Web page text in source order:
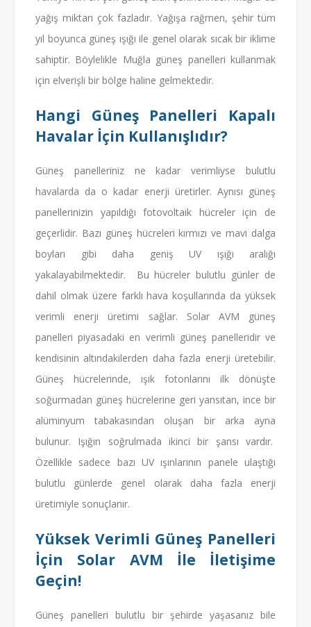
yağış miktarı çok fazladır. Yağışa rağmen, şehir tüm
yıl boyunca güneş ışığı ile genel olarak sıcak bir iklime
sahiptir. Böylelikle Muğla güneş panelleri kullanmak
için elverişli bir bölge haline gelmektedir.
Hangi Güneş Panelleri Kapalı
Havalar İçin Kullanışlıdır?
Güneş panelleriniz ne kadar verimliyse bulutlu
havalarda da o kadar enerji üretirler. Aynısı güneş
panellerinizin yapıldığı fotovoltaik hücreler için de
geçerlidir. Bazı güneş hücreleri kırmızı ve mavi dalga
boyları gibi daha geniş UV ışığı aralığı
yakalayabilmektedir. Bu hücreler bulutlu günler de
dahil olmak üzere farklı hava koşullarında da yüksek
verimli enerji üretimi sağlar. Solar AVM güneş
panelleri piyasadaki en verimli güneş panelleridir ve
kendisinin altındakilerden daha fazla enerji üretebilir.
Güneş hücrelerinde, ışık fotonlarını ilk dönüşte
soğurmadan güneş hücrelerine geri yansıtan, ince bir
alüminyum tabakasından oluşan bir arka ayna
bulunur. Işığın soğrulmada ikinci bir şansı vardır.
Özellikle sadece bazı UV ışınlarının panele ulaştığı
bulutlu günlerde genel olarak daha fazla enerji
üretimiyle sonuçlanır.
Yüksek Verimli Güneş Panelleri
İçin Solar AVM İle İletişime
Geçin!
Güneş panelleri bulutlu bir şehirde yaşasanız bile